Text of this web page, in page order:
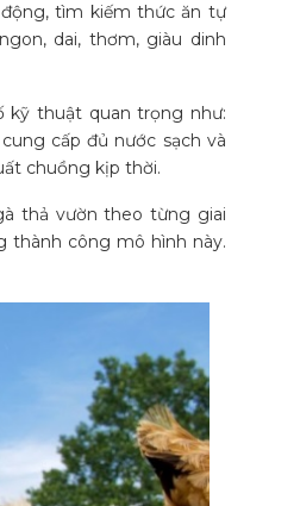
tìm kiếm thức ăn tự
dai, thơm, giàu dinh
kỹ thuật quan trọng như:
cấp đủ nước sạch và
chuồng kịp thời.
thả vườn theo từng giai
thành công mô hình này.